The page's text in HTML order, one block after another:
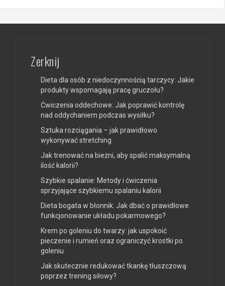
Zerknij
Dieta dla osób z niedoczynnością tarczycy: Jakie
produkty wspomagają pracę gruczołu?
Ćwiczenia oddechowe: Jak poprawić kontrolę
nad oddychaniem podczas wysiłku?
Sztuka rozciągania – jak prawidłowo
wykonywać stretching
Jak trenować na bieżni, aby spalić maksymalną
ilość kalorii?
Szybkie spalanie: Metody i ćwiczenia
sprzyjające szybkiemu spalaniu kalorii
Dieta bogata w błonnik: Jak dbać o prawidłowe
funkcjonowanie układu pokarmowego?
Krem po goleniu do twarzy: jak uspokoić
pieczenie i rumień oraz ograniczyć krostki po
goleniu
Jak skutecznie redukować tkankę tłuszczową
poprzez trening siłowy?